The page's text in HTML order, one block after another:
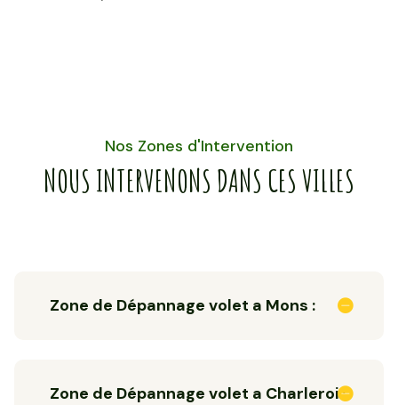
Nos Zones d'Intervention
NOUS INTERVENONS DANS CES VILLES
Zone de Dépannage volet a Mons :
Zone de Dépannage volet a Charleroi :